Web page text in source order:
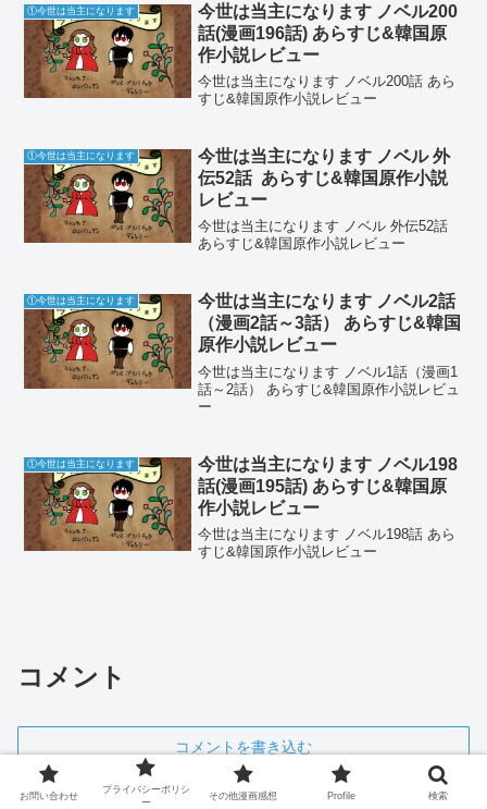
①今世は当主になります
今世は当主になります ノベル200
話(漫画196話) あらすじ&韓国原
作小説レビュー
今世は当主になります ノベル200話 あら
すじ&韓国原作小説レビュー
①今世は当主になります
今世は当主になります ノベル 外
伝52話 あらすじ&韓国原作小説
レビュー
今世は当主になります ノベル 外伝52話
あらすじ&韓国原作小説レビュー
①今世は当主になります
今世は当主になります ノベル2話
（漫画2話～3話） あらすじ&韓国
原作小説レビュー
今世は当主になります ノベル1話（漫画1
話～2話） あらすじ&韓国原作小説レビュ
ー
①今世は当主になります
今世は当主になります ノベル198
話(漫画195話) あらすじ&韓国原
作小説レビュー
今世は当主になります ノベル198話 あら
すじ&韓国原作小説レビュー
コメント
コメントを書き込む
お問い合わせ
プライバシーポリシ
ー
その他漫画感想 Profile 検索